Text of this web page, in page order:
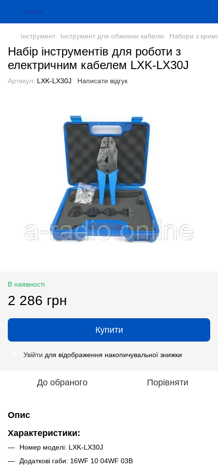
Інструмент Інструмент для обжимки кабелю Набори з
Набір інструментів для роботи з
електричним кабелем LXK-LX30J
Артикул: LXK-LX30J Написати відгук
В наявності
2 286 грн
Купити
Увійти для відображення накопичувальної знижки
До обраного Порівняти
Опис
Характеристики:
Номер моделі: LXK-LX30J
Додаткові габи: 16WF 10 04WF 03B